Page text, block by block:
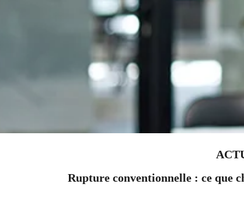
Rupture conventionnelle : ce que